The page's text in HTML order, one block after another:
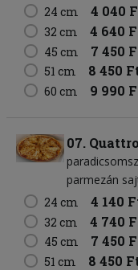
24 cm
4 040
32 cm 4 640
45 cm 7 450
51 cm 8 450
60 cm 9 990
07.
parmezán
24 cm
4 140
32 cm 4 740
45 cm 7 450
51 cm 8 450